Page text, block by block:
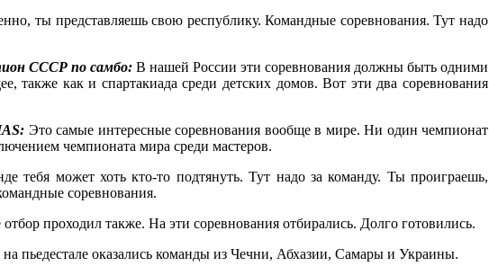
ты представляешь свою республику. Командные соревнования. Тут надо
СССР по самбо: В нашей России эти соревнования должны быть одними
также как и спартакиада среди детских домов. Вот эти два соревнования
Это самые интересные соревнования вообще в мире. Ни один чемпионат
чемпионата мира среди мастеров.
тебя может хоть кто-то подтянуть. Тут надо за команду. Ты проиграешь,
соревнования.
проходил также. На эти соревнования отбирались. Долго готовились.
пьедестале оказались команды из Чечни, Абхазии, Самары и Украины.